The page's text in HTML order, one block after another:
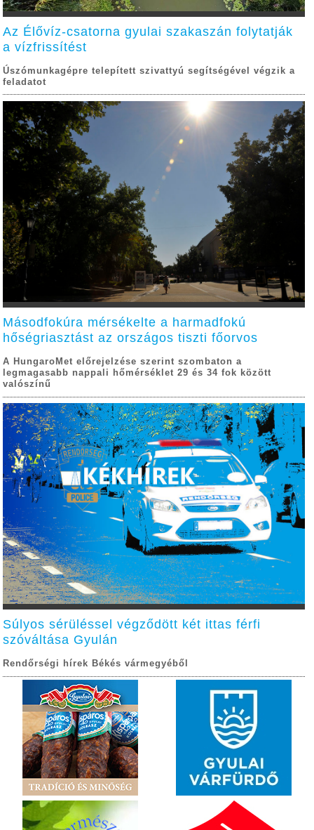
Az Élővíz-csatorna gyulai szakaszán folytatják
a vízfrissítést
Úszómunkagépre telepített szivattyú segítségével végzik a
feladatot
Másodfokúra mérsékelte a harmadfokú
hőségriasztást az országos tiszti főorvos
A HungaroMet előrejelzése szerint szombaton a
legmagasabb nappali hőmérséklet 29 és 34 fok között
valószínű
Súlyos sérüléssel végződött két ittas férfi
szóváltása Gyulán
Rendőrségi hírek Békés vármegyéből